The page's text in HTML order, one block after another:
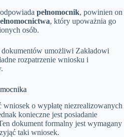
pełnomocnik, powinien on
, który upoważnia go
osób.
umożliwi Zakładowi
rozpatrzenie wniosku i
wniosek o wypłatę niezrealizowanych
konieczne jest posiadanie
dokument formalny jest wymagany
taki wniosek.